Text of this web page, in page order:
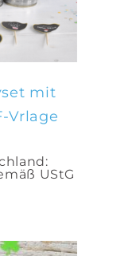
mit
Vrlage
UStG